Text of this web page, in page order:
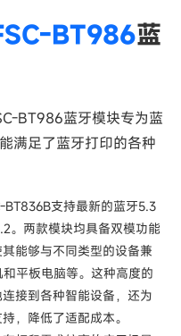
BT986蓝
BT986蓝牙模块专为蓝
满足了蓝牙打印的各种
BT836B支持最新的蓝牙5.3
。两款模块均具备双模功能
能够与不同类型的设备兼
平板电脑等。这种高度的
接到各种智能设备，还为
，降低了适配成本。